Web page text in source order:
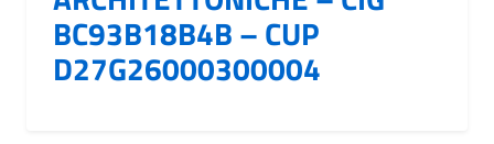
BC93B18B4B – CUP
D27G26000300004